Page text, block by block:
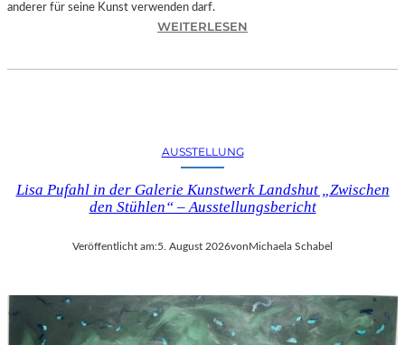
R
I
H
S
C
anderer für seine Kunst verwenden darf.
WEITERLESEN
S
F
S
–
F
AUSSTELLUNG
Lisa Pufahl in der Galerie Kunstwerk Landshut „Zwischen
den Stühlen“ – Ausstellungsbericht
Veröffentlicht am:5. August 2026von Michaela Schabel